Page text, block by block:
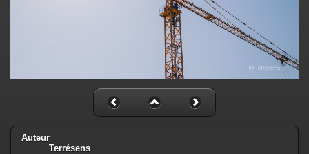
Auteur
Terrésens